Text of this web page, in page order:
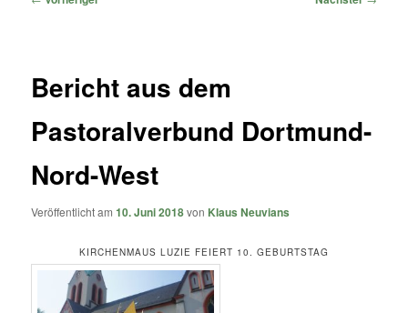
Bericht aus dem
Pastoralverbund Dortmund-
Nord-West
Veröffentlicht am10. Juni 2018von Klaus Neuvians
KIRCHENMAUS LUZIE FEIERT 10. GEBURTSTAG